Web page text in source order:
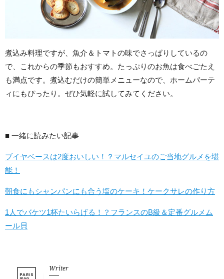
煮込み料理ですが、魚介＆トマトの味でさっぱりしているの
で、これからの季節もおすすめ。たっぷりのお魚は食べごたえ
も満点です。煮込むだけの簡単メニューなので、ホームパーテ
ィにもぴったり。ぜひ気軽に試してみてください。
■ 一緒に読みたい記事
ブイヤベースは2度おいしい！？マルセイユのご当地グルメを堪
能！
朝食にもシャンパンにも合う塩のケーキ！ケークサレの作り方
1人でバケツ1杯たいらげる！？フランスのB級＆定番グルメム
ール貝
Writer